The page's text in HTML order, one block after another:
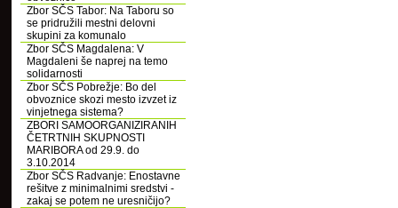
Zbor SČS Tabor: Na Taboru so
se pridružili mestni delovni
skupini za komunalo
Zbor SČS Magdalena: V
Magdaleni še naprej na temo
solidarnosti
Zbor SČS Pobrežje: Bo del
obvoznice skozi mesto izvzet iz
vinjetnega sistema?
ZBORI SAMOORGANIZIRANIH
ČETRTNIH SKUPNOSTI
MARIBORA od 29.9. do
3.10.2014
Zbor SČS Radvanje: Enostavne
rešitve z minimalnimi sredstvi -
zakaj se potem ne uresničijo?